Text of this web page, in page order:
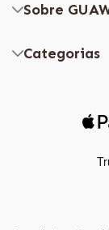
Sobre
Categorias